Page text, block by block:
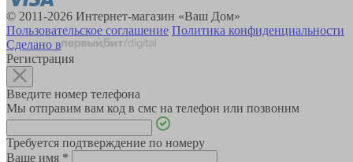
© 2011-2026 Интернет-магазин «Ваш Дом»
Пользовательское соглашение Политика конфиденциальности
Сделано в
Регистрация
Введите номер телефона
Мы отправим вам код в смс на телефон или позвоним
Требуется подтверждение по номеру
Ваше имя *